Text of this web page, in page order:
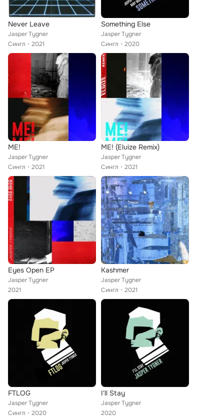
Never Leave
Jasper Tygner
Сингл
2021
Something Else
Jasper Tygner
Сингл
2020
ME!
Jasper Tygner
Сингл
2021
ME! (Eluize Remix)
Jasper Tygner
Сингл
2021
Eyes Open EP
Jasper Tygner
2021
Kashmer
Jasper Tygner
Сингл
2021
FTLOG
Jasper Tygner
Сингл
2020
I'll Stay
Jasper Tygner
2020